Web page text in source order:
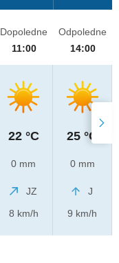
Dopoledne
11:00
22 °C
0 mm
JZ
8 km/h
Odpoledne
14:00
25 °C
0 mm
J
9 km/h